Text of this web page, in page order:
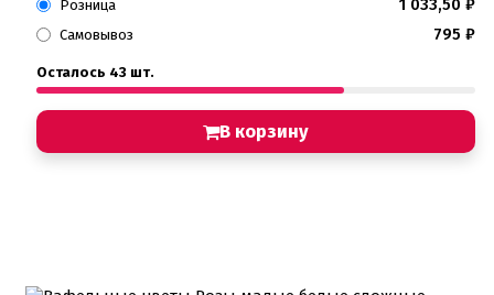
Розница 1 033,50 ₽
Самовывоз 795 ₽
Осталось 43 шт.
В корзину